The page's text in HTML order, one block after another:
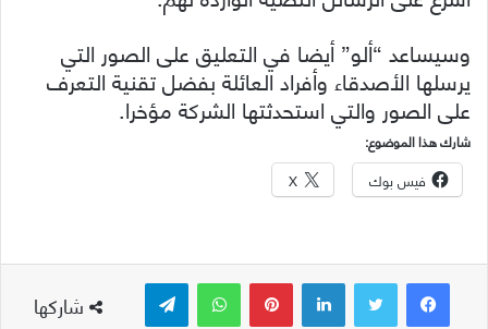
وسيساعد “ألو” أيضا في التعليق على الصور التي
يرسلها الأصدقاء وأفراد العائلة بفضل تقنية التعرف
على الصور والتي استحدثتها الشركة مؤخرا.
شارك هذا الموضوع:
فيس بوك X
شاركها
لينكدإن بينتيريست واتساب